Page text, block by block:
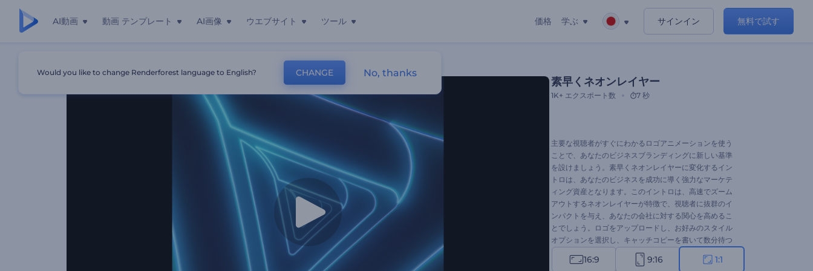
AI動画 動画 テンプレート AI画像 ウエブサイト ツール 価格 学ぶ サインイン 無料で試す
素早くネオンレイヤー
1K+ エクスポート数 7 秒
主要な視聴者がすぐにわかるロゴアニメーションを使う
ことで、あなたのビジネスブランディングに新しい基準
を設けましょう。素早くネオンレイヤーに変化するイン
トロは、あなたのビジネスを成功に導く強力なマーケテ
ィング資産となります。このイントロは、高速でズーム
アウトするネオンレイヤーが特徴で、視聴者に抜群のイ
ンパクトを与え、あなたの会社に対する関心を高めるこ
とでしょう。ロゴをアップロードし、お好みのスタイル
オプションを選択し、キャッチコピーを書いて数分待つ
だけで、プロフェッショナルなアニメーションのイント
ロが完成します。会社紹介動画、製品やサービスのプロ
16:9 9:16 1:1
Would you like to change Renderforest language to English? CHANGE No, thanks